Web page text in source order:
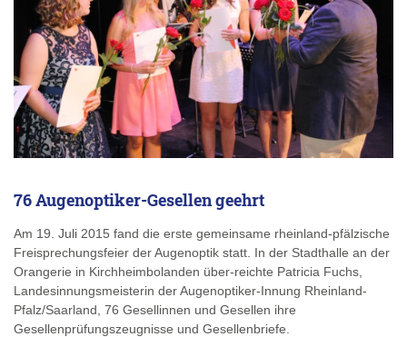
76 Augenoptiker-Gesellen geehrt
Am 19. Juli 2015 fand die erste gemeinsame rheinland-pfälzische
Freisprechungsfeier der Augenoptik statt. In der Stadthalle an der
Orangerie in Kirchheimbolanden über-reichte Patricia Fuchs,
Landesinnungsmeisterin der Augenoptiker-Innung Rheinland-
Pfalz/Saarland, 76 Gesellinnen und Gesellen ihre
Gesellenprüfungszeugnisse und Gesellenbriefe.